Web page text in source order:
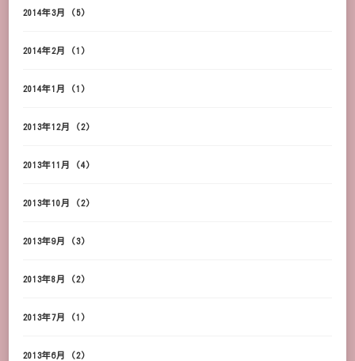
2014年3月 (5)
2014年2月 (1)
2014年1月 (1)
2013年12月 (2)
2013年11月 (4)
2013年10月 (2)
2013年9月 (3)
2013年8月 (2)
2013年7月 (1)
2013年6月 (2)